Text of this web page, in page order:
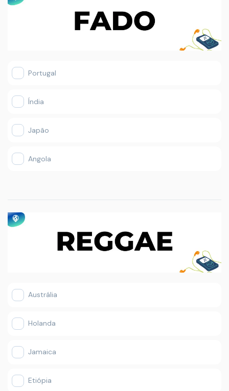
Portugal
Índia
Japão
Angola
Austrália
Holanda
Jamaica
Etiópia